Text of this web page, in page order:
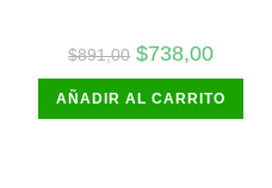
$891,00 El
precio
original
era:
$891,00.
$738,00El
actual
es:
$738,00.
AÑADIR AL CARRITO